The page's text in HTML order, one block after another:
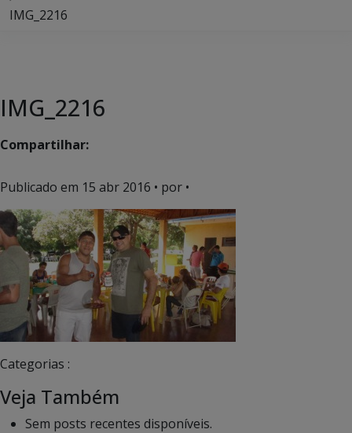
IMG_2216
IMG_2216
Compartilhar:
Publicado em 15 abr 2016 • por •
Categorias :
Veja Também
Sem posts recentes disponíveis.